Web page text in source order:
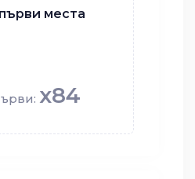
места
x84